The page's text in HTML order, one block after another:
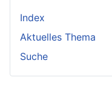
Index
Aktuelles Thema
Suche